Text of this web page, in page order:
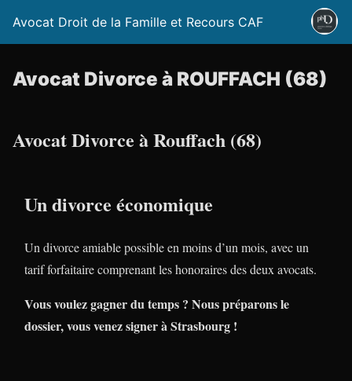
Avocat Droit de la Famille et Recours CAF
Avocat Divorce à ROUFFACH (68)
Avocat Divorce à Rouffach (68)
Un divorce économique
Un divorce amiable possible en moins d’un mois, avec un
tarif forfaitaire comprenant les honoraires des deux avocats.
Vous voulez gagner du temps ? Nous préparons le
dossier, vous venez signer à Strasbourg !